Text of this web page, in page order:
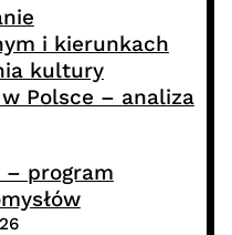
i kierunkach
kultury
Polsce – analiza
program